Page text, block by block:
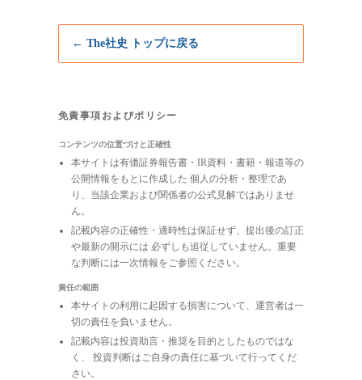
← The社史 トップに戻る
免責事項およびポリシー
コンテンツの位置づけと正確性
本サイトは有価証券報告書・IR資料・書籍・報道等の
公開情報をもとに作成した 個人の分析・整理であ
り、当該企業および関係者の公式見解ではありませ
ん。
記載内容の正確性・適時性は保証せず、提出後の訂正
や最新の開示には 必ずしも追従していません。重要
な判断には一次情報をご参照ください。
責任の範囲
本サイトの利用に起因する損害について、運営者は一
切の責任を負いません。
記載内容は投資助言・推奨を目的としたものではな
く、 投資判断はご自身の責任に基づいて行ってくだ
さい。